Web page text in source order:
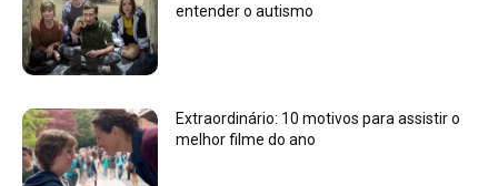
entender o autismo
Extraordinário: 10 motivos para assistir o
melhor filme do ano